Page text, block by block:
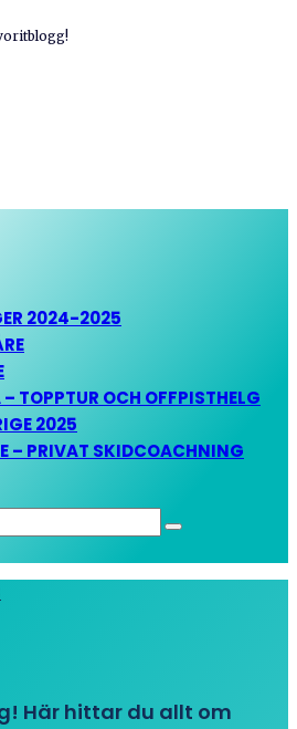
2024-2025
TOPPTUR OCH OFFPISTHELG
2025
– PRIVAT SKIDCOACHNING
Här hittar du allt om